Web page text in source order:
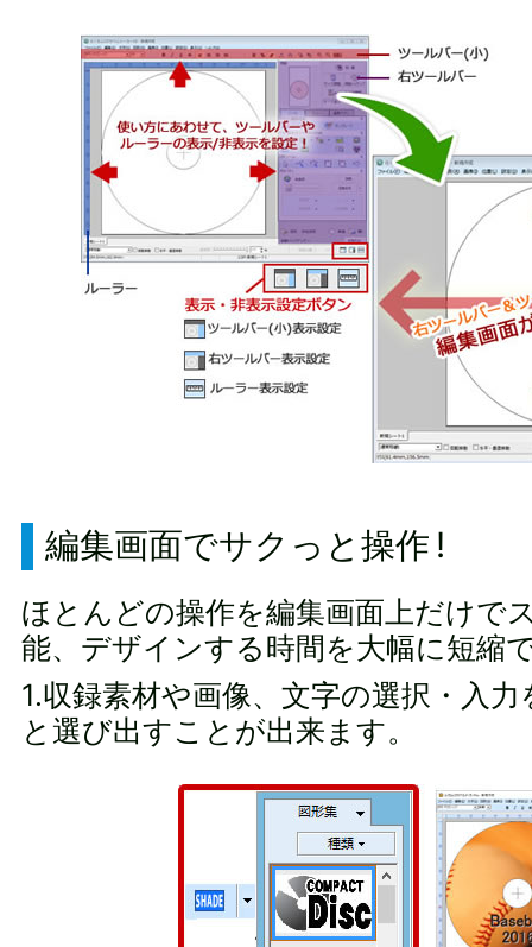
編集画面でサクっと操作 !
ほとんどの操作を編集画面上だけで
能、デザインする時間を大幅に短縮
1.収録素材や画像、文字の選択・入
と選び出すことが出来ます。